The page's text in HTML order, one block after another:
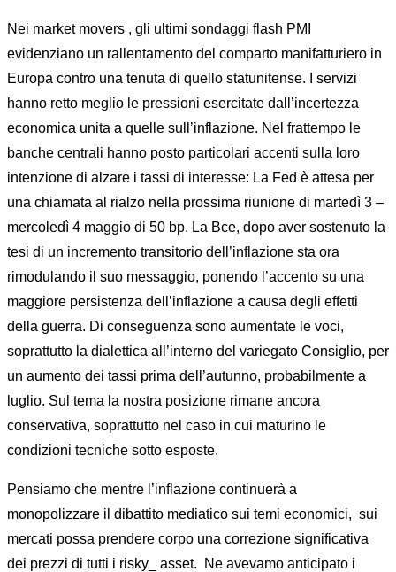
Nei market movers , gli ultimi sondaggi flash PMI
evidenziano un rallentamento del comparto manifatturiero in
Europa contro una tenuta di quello statunitense. I servizi
hanno retto meglio le pressioni esercitate dall’incertezza
economica unita a quelle sull’inflazione. Nel frattempo le
banche centrali hanno posto particolari accenti sulla loro
intenzione di alzare i tassi di interesse: La Fed è attesa per
una chiamata al rialzo nella prossima riunione di martedì 3 –
mercoledì 4 maggio di 50 bp. La Bce, dopo aver sostenuto la
tesi di un incremento transitorio dell’inflazione sta ora
rimodulando il suo messaggio, ponendo l’accento su una
maggiore persistenza dell’inflazione a causa degli effetti
della guerra. Di conseguenza sono aumentate le voci,
soprattutto la dialettica all’interno del variegato Consiglio, per
un aumento dei tassi prima dell’autunno, probabilmente a
luglio. Sul tema la nostra posizione rimane ancora
conservativa, soprattutto nel caso in cui maturino le
condizioni tecniche sotto esposte.
Pensiamo che mentre l’inflazione continuerà a
monopolizzare il dibattito mediatico sui temi economici, sui
mercati possa prendere corpo una correzione significativa
dei prezzi di tutti i risky_ asset. Ne avevamo anticipato i